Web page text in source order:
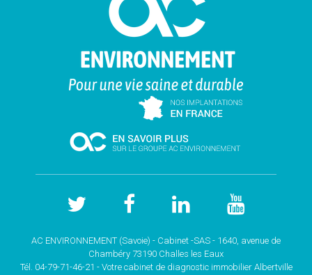
AC ENVIRONNEMENT (Savoie) - Cabinet -SAS - 1640, avenue de
Chambéry 73190 Challes les Eaux
Tél. 04-79-71-46-21 - Votre cabinet de diagnostic immobilier Albertville